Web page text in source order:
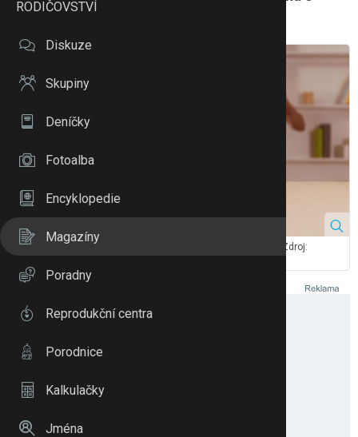
domácí násilí a na koho se obrátit?
Domácí násilií se může týkat nejen dospělých, ale také dětí. Zdroj:
VGstockstudio/ Shutterstock, Inc
RODIČOVSTVÍ
Diskuze
Skupiny
Deníčky
Fotoalba
Encyklopedie
Magazíny
Poradny
Reprodukční centra
Porodnice
Kalkulačky
Jména